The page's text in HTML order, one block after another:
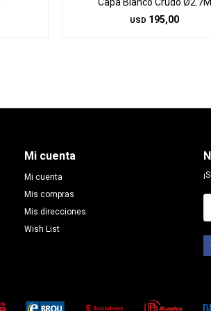
USD 195,00
Mi cuenta
Mi cuenta
Mis compras
Mis direcciones
Wish List